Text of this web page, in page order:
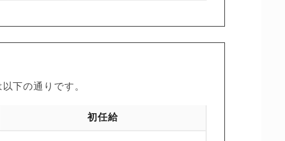
下の通りです。
初任給